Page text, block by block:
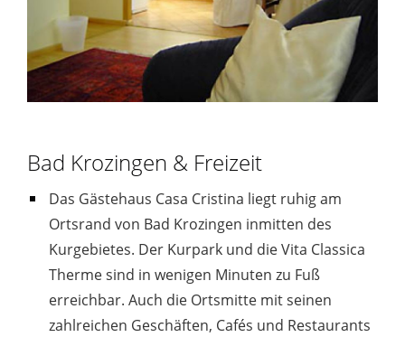
Bad Krozingen & Freizeit
Das Gästehaus Casa Cristina liegt ruhig am
Ortsrand von Bad Krozingen inmitten des
Kurgebietes. Der Kurpark und die Vita Classica
Therme sind in wenigen Minuten zu Fuß
erreichbar. Auch die Ortsmitte mit seinen
zahlreichen Geschäften, Cafés und Restaurants